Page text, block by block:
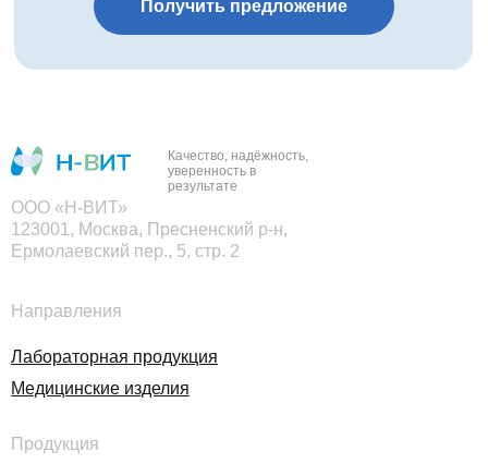
Получить предложение
Качество, надёжность,
уверенность в
результате
Направления
Медицинские изделия
Продукция
Лабораторная продукция
ООО «Н-ВИТ»
123001, Москва, Пресненский р-н,
Ермолаевский пер., 5, стр. 2